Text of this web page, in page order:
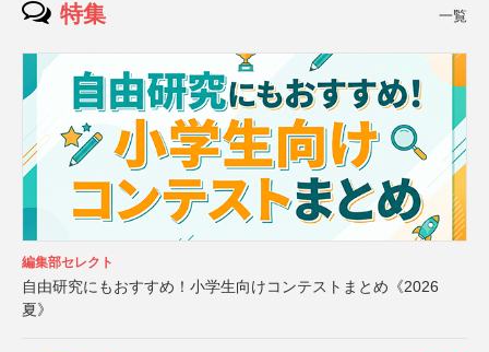
特集 一覧
編集部セレクト
自由研究にもおすすめ！小学生向けコンテストまとめ《2026
夏》